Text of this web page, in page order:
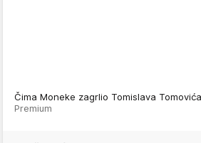
Čima Moneke zagrlio Tomislava Tomovića
Premium